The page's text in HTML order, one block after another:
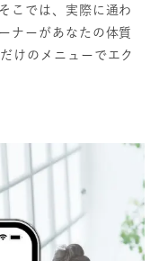
そこでは、実際に通わ
ナーがあなたの体質
けのメニューでエク